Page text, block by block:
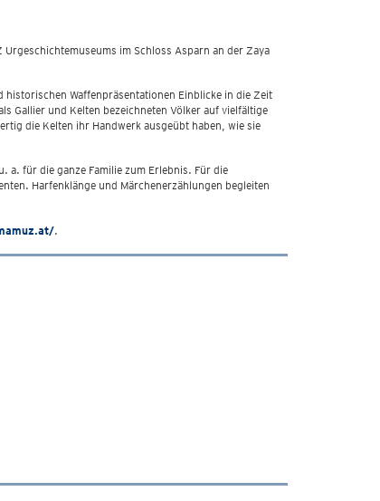
im Schloss Asparn an der Zaya
Waffenpräsentationen Einblicke in die Zeit
Gallier und Kelten bezeichneten Völker auf vielfältige
die Kelten ihr Handwerk ausgeübt haben, wie sie
a. für die ganze Familie zum Erlebnis. Für die
Harfenklänge und Märchenerzählungen begleiten
.